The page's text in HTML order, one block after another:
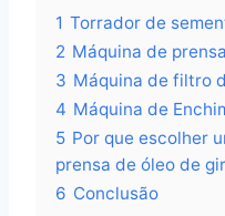
1 Torrador de
2 Máquina de
3 Máquina de filtro
4 Máquina de
5 Por que escolher
prensa de óleo de
6 Conclusão